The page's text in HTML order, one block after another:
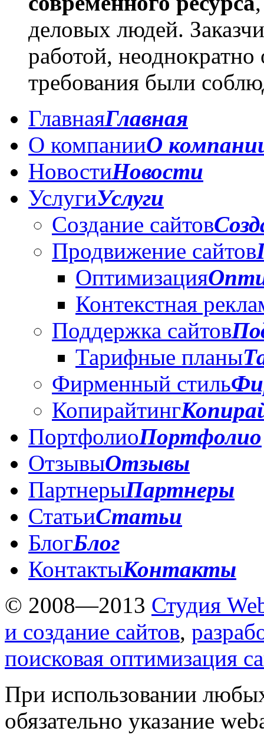
деловых людей.
работой, неоднократно
требования были
ГлавнаяГлавная
О компанииО
НовостиНовости
УслугиУслуги
Создание сайтов
Продвижение сайтов
Оптимизация
Контекстная
Поддержка сайтов
Тарифные планы
Фирменный стиль
Копирайтинг
ПортфолиоПортфолио
ОтзывыОтзывы
ПартнерыПартнеры
СтатьиСтатьи
БлогБлог
КонтактыКонтакты
© 2008—2013 Студия
и создание сайтов,
поисковая оптимизация
При использовании
обязательно указание